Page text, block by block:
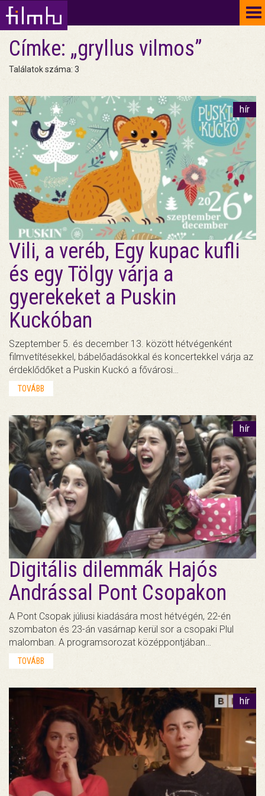
Címke: „gryllus vilmos”
Találatok száma: 3
hír
Vili, a veréb, Egy kupac kufli
és egy Tölgy várja a
gyerekeket a Puskin
Kuckóban
Szeptember 5. és december 13. között hétvégenként
filmvetítésekkel, bábelőadásokkal és koncertekkel várja az
érdeklődőket a Puskin Kuckó a fővárosi…
TOVÁBB
hír
Digitális dilemmák Hajós
Andrással Pont Csopakon
A Pont Csopak júliusi kiadására most hétvégén, 22-én
szombaton és 23-án vasárnap kerül sor a csopaki Plul
malomban. A programsorozat középpontjában…
TOVÁBB
hír